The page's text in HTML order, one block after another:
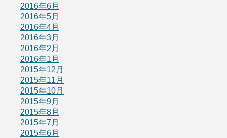
2016年6月
2016年5月
2016年4月
2016年3月
2016年2月
2016年1月
2015年12月
2015年11月
2015年10月
2015年9月
2015年8月
2015年7月
2015年6月